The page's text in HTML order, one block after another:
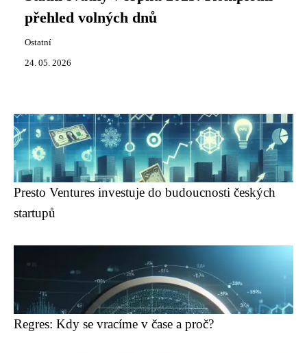
přehled volných dnů
Ostatní
24. 05. 2026
Presto Ventures investuje do budoucnosti českých
startupů
Regres: Kdy se vracíme v čase a proč?